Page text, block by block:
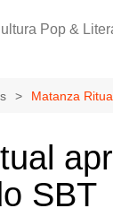
Pop &
Matanza
SBT